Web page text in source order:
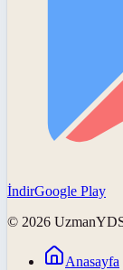
İndirGoogle Play
© 2026
Anasayfa